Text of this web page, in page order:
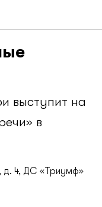
выступит на
в
д. 4, ДС «Триумф»